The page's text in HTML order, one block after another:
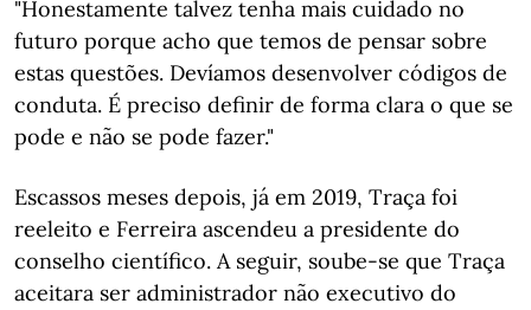
"Honestamente talvez tenha mais cuidado no
futuro porque acho que temos de pensar sobre
estas questões. Devíamos desenvolver códigos de
conduta. É preciso definir de forma clara o que se
pode e não se pode fazer."
Escassos meses depois, já em 2019, Traça foi
reeleito e Ferreira ascendeu a presidente do
conselho científico. A seguir, soube-se que Traça
aceitara ser administrador não executivo do